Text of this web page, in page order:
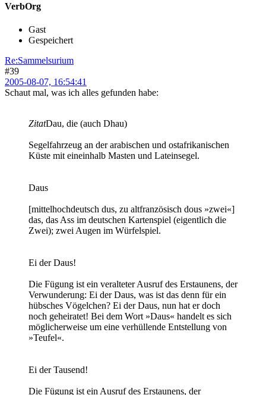
VerbOrg
Gast
Gespeichert
Re:Sammelsurium
#39
2005-08-07, 16:54:41
Schaut mal, was ich alles gefunden habe:
ZitatDau, die (auch Dhau)
Segelfahrzeug an der arabischen und ostafrikanischen
Küste mit eineinhalb Masten und Lateinsegel.
Daus
[mittelhochdeutsch dus, zu altfranzösisch dous »zwei«]
das, das Ass im deutschen Kartenspiel (eigentlich die
Zwei); zwei Augen im Würfelspiel.
Ei der Daus!
Die Fügung ist ein veralteter Ausruf des Erstaunens, der
Verwunderung: Ei der Daus, was ist das denn für ein
hübsches Vögelchen? Ei der Daus, nun hat er doch
noch geheiratet! Bei dem Wort »Daus« handelt es sich
möglicherweise um eine verhüllende Entstellung von
»Teufel«.
Ei der Tausend!
Die Fügung ist ein Ausruf des Erstaunens, der